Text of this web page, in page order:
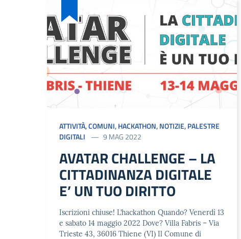
ATTIVITÀ,COMUNI,HACKATHON,NOTIZIE,PALESTRE
DIGITALI
9 MAG 2022
AVATAR CHALLENGE – LA
CITTADINANZA DIGITALE
E’ UN TUO DIRITTO
Iscrizioni chiuse! L’hackathon Quando? Venerdì 13
e sabato 14 maggio 2022 Dove? Villa Fabris – Via
Trieste 43, 36016 Thiene (VI) Il Comune di